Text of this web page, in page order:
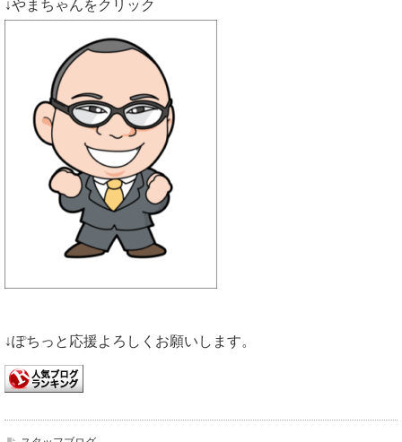
↓やまちゃんをクリック
↓ぽちっと応援よろしくお願いします。